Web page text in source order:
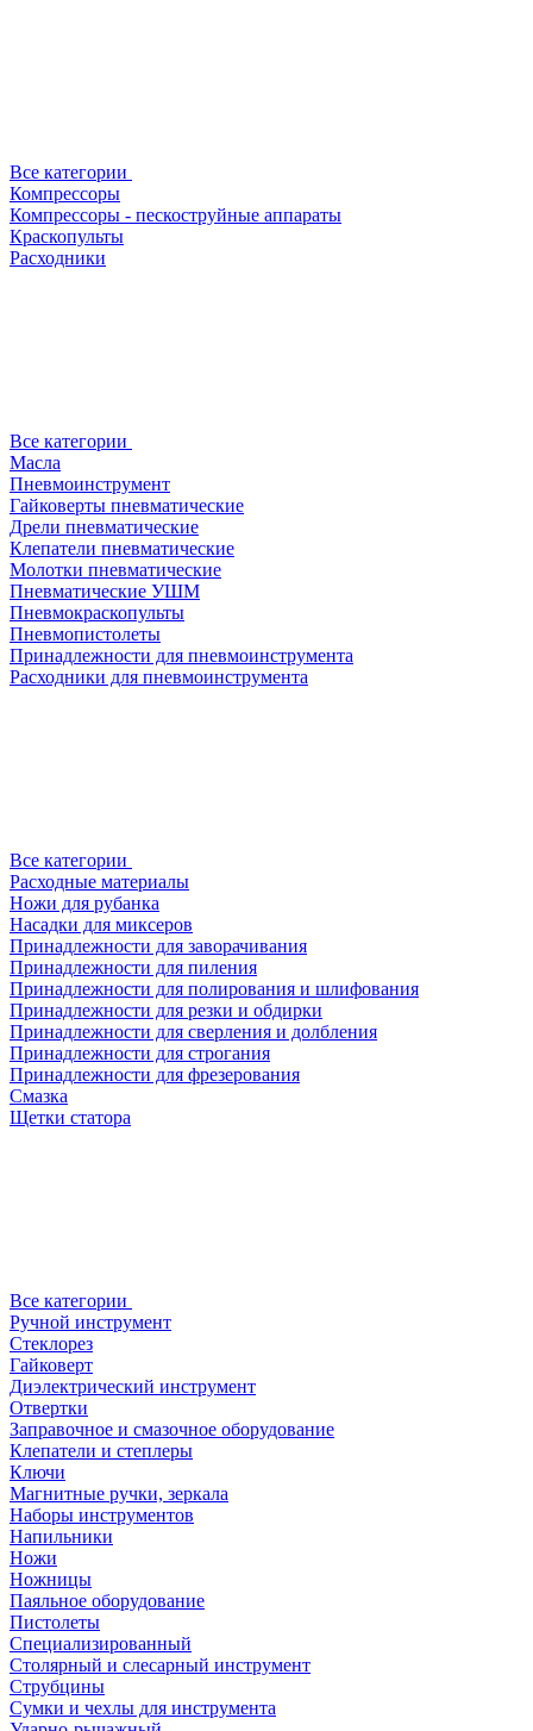
Все категории
Компрессоры
Компрессоры - пескоструйные аппараты
Краскопульты
Расходники
Все категории
Масла
Пневмоинструмент
Гайковерты пневматические
Дрели пневматические
Клепатели пневматические
Молотки пневматические
Пневматические УШМ
Пневмокраскопульты
Пневмопистолеты
Принадлежности для пневмоинструмента
Расходники для пневмоинструмента
Все категории
Расходные материалы
Ножи для рубанка
Насадки для миксеров
Принадлежности для заворачивания
Принадлежности для пиления
Принадлежности для полирования и шлифования
Принадлежности для резки и обдирки
Принадлежности для сверления и долбления
Принадлежности для строгания
Принадлежности для фрезерования
Смазка
Щетки статора
Все категории
Ручной инструмент
Стеклорез
Гайковерт
Диэлектрический инструмент
Отвертки
Заправочное и смазочное оборудование
Клепатели и степлеры
Ключи
Магнитные ручки, зеркала
Наборы инструментов
Напильники
Ножи
Ножницы
Паяльное оборудование
Пистолеты
Специализированный
Столярный и слесарный инструмент
Струбцины
Сумки и чехлы для инструмента